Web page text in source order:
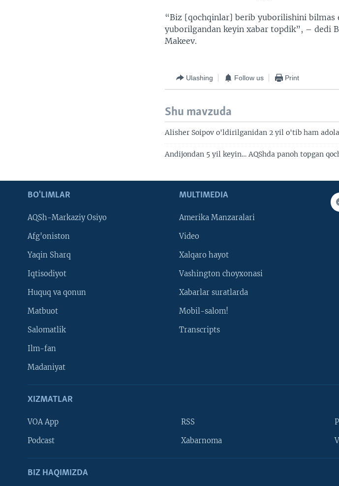
“Biz [qochqinlar] berib yuborilishini bilmas
yuborilgandan keyin xabar topdik”, – dedi
Makeev.
Ulashing Follow us Print
Shu mavzuda
Alisher Soipov o'ldirilganidan 2 yil o'tib ham
Andijondan 5 yil keyin… AQShda panoh topgan
BO'LIMLAR
AQSh-Markaziy Osiyo
Afg'oniston
Yaqin Sharq
Iqtisodiyot
Huquq va qonun
Matbuot
Salomatlik
Ilm-fan
Madaniyat
MULTIMEDIA
Amerika Manzaralari
Video
Xalqaro hayot
Vashington choyxonasi
Xabarlar suratlarda
Mobil-salom!
Transcripts
XIZMATLAR
VOA App
Podcast
RSS
Xabarnoma
BIZ HAQIMIZDA